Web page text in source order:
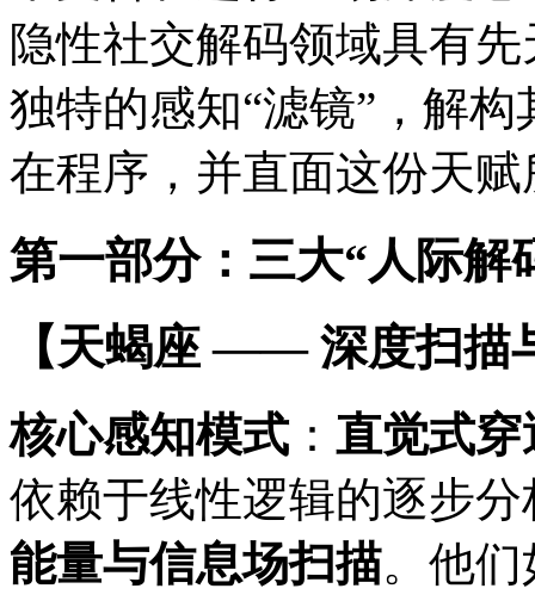
隐性社交解码领域具有
独特的感知“滤镜”，解
在程序，并直面这份天
第一部分：三大“人际解
【天蝎座 —— 深度扫描
核心感知模式： 直觉式穿
依赖于线性逻辑的逐步
能量与信息场扫描。他